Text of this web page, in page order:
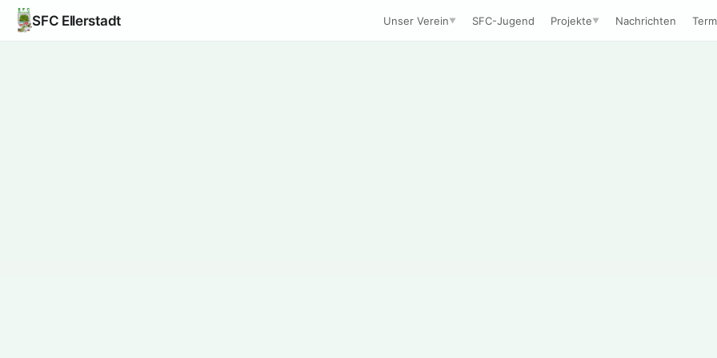
SFC Ellerstadt Unser Verein▼ SFC-Jugend Projekte▼ Nachrichten